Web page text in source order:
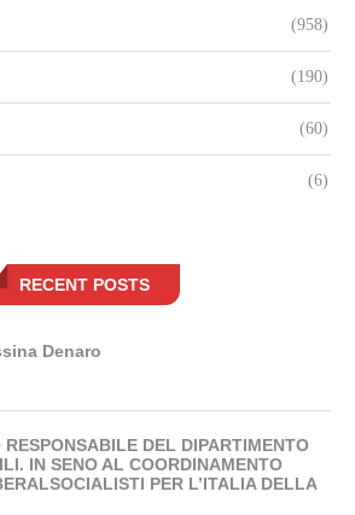
(958)
(190)
(60)
(6)
RECENT POSTS
Denaro
DEL DIPARTIMENTO
IN SENO AL COORDINAMENTO
PER L’ITALIA DELLA